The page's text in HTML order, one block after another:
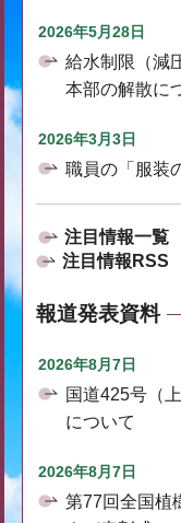
2026年5月28日
給水制限（減
本部の解散に
2026年3月3日
職員の「服装
注目情報一覧
注目情報RSS
報道発表資料
2026年8月7日
国道425号（
について
2026年8月7日
第77回全国植